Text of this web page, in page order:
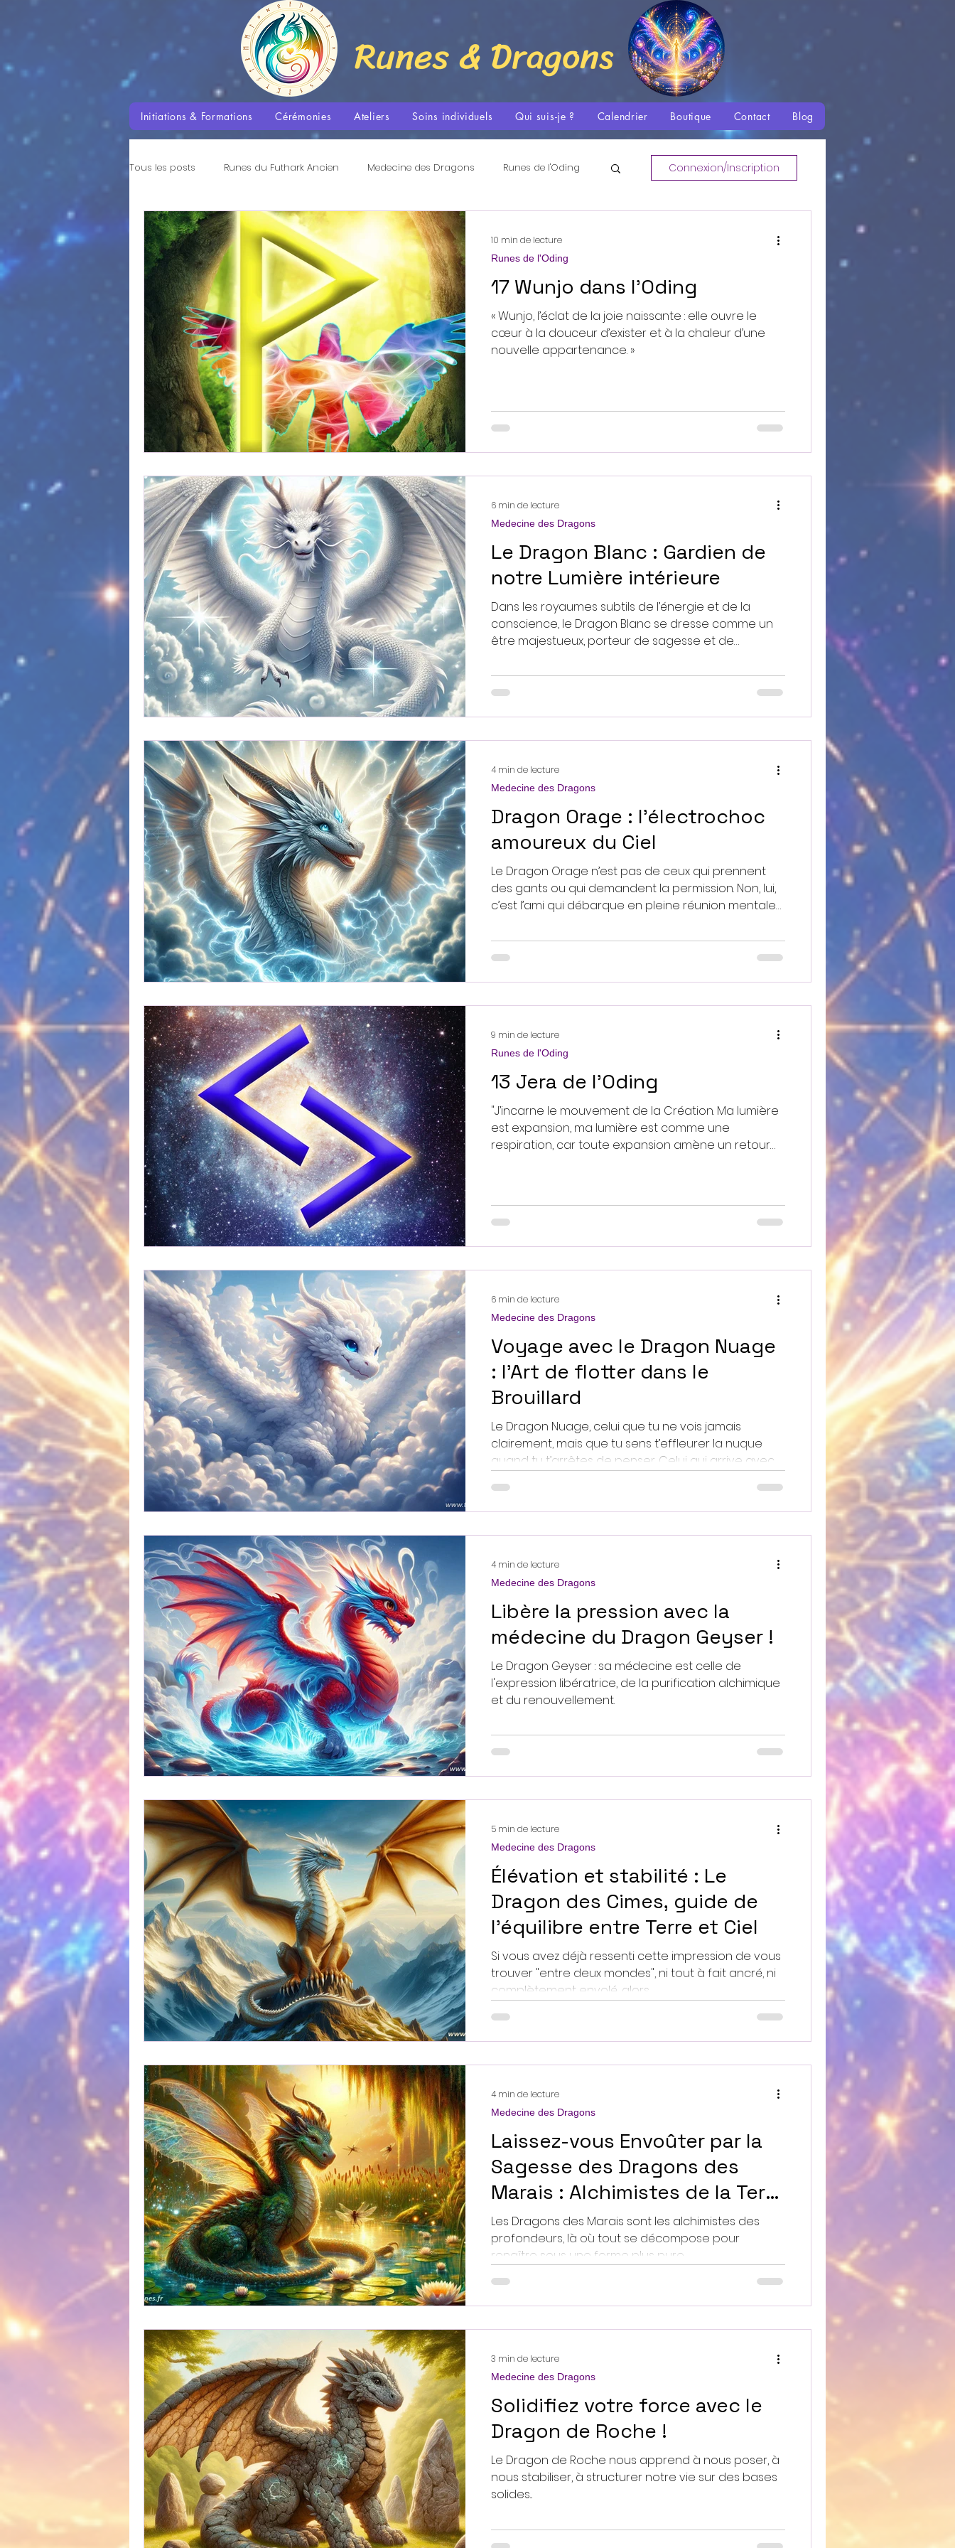
Runes & Dragons
Initiations & Formations Cérémonies Ateliers Soins individuels Qui suis-je ? Calendrier Boutique Contact Blog
Tous les posts Runes du Futhark Ancien Medecine des Dragons Runes de l'Oding
Enseignements des Dragons Les Flammes Sacrées Tradition Nordique et Spiritualité
Aventures avec les Dragons La Danse Méditative Espace Quantique
Passages des Saisons
Connexion/Inscription
17 Wunjo dans l'Oding
« Wunjo, l’éclat de la joie naissante : elle ouvre le
cœur à la douceur d’exister et à la chaleur d’une
nouvelle appartenance. »
Runes de l'Oding
10 min de lecture
Le Dragon Blanc : Gardien de
notre Lumière intérieure
Dans les royaumes subtils de l’énergie et de la
conscience, le Dragon Blanc se dresse comme un
être majestueux, porteur de sagesse et de
lumière, un guide intérieur qui nous accompagne
sur le chemin de la connaissance de nous-même
à notre Essence, à ce qui est immuable en nous. Il
Medecine des Dragons
6 min de lecture
Dragon Orage : l’électrochoc
amoureux du Ciel
Le Dragon Orage n’est pas de ceux qui prennent
des gants ou qui demandent la permission. Non, lui,
c’est l’ami qui débarque en pleine réunion mentale
un grand sourire :« Hé, t’as pensé à vivre aujourd’hui ?
»Et boom, un éclair dans la conscience !
Medecine des Dragons
4 min de lecture
13 Jera de l'Oding
"J’incarne le mouvement de la Création. Ma lumière
est expansion, ma lumière est comme une
respiration, car toute expansion amène un retour
Runes de l'Oding
9 min de lecture
Voyage avec le Dragon Nuage
: l’Art de flotter dans le
Brouillard
Le Dragon Nuage, celui que tu ne vois jamais
clairement, mais que tu sens t’effleurer la nuque
quand tu t’arrêtes de penser. Celui qui arrive avec
laissant plus léger… et peut-être un peu perdu aussi.
Voyage avec le Dragon Nuage Ce Dragon-là ne
Medecine des Dragons
6 min de lecture
Libère la pression avec la
médecine du Dragon Geyser !
Le Dragon Geyser : sa médecine est celle de
l'expression libératrice, de la purification alchimique
et du renouvellement.
Medecine des Dragons
4 min de lecture
Élévation et stabilité : Le
Dragon des Cimes, guide de
l'équilibre entre Terre et Ciel
Si vous avez déjà ressenti cette impression de vous
trouver "entre deux mondes", ni tout à fait ancré, ni
complètement envolé, alors ...
Medecine des Dragons
5 min de lecture
Laissez-vous Envoûter par la
Sagesse des Dragons des
Marais : Alchimistes de la Terre
et de la Lumière
Les Dragons des Marais sont les alchimistes des
profondeurs, là où tout se décompose pour
renaître sous une forme plus pure...
Medecine des Dragons
4 min de lecture
Solidifiez votre force avec le
Dragon de Roche !
Le Dragon de Roche nous apprend à nous poser, à
nous stabiliser, à structurer notre vie sur des bases
solides...
Medecine des Dragons
3 min de lecture